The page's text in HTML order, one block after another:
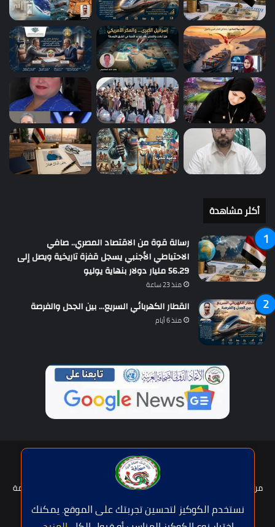
نستخدم الكوكيز لتحسين تجربتك على الموقع. يمكنك
أكثر مشاهدة
رسالة قوة من الاقتصاد المصري.. صافي
الاحتياطي الأجنبي يسجل قفزة تاريخية ويصل إلى
56.29 مليار دولار بنهاية يوليو
منذ 23 ساعة
القطار الكهربائي السريع… بين الجدل والفرصة
منذ 6 أيام
حقوق النشر © | جميع الحقوق محفوظة للاتحاد الدولى للصحافة العربية
2026
من نحن؟
عضوية الإتحاد سياسة الخصوصية
شروط الخدمة